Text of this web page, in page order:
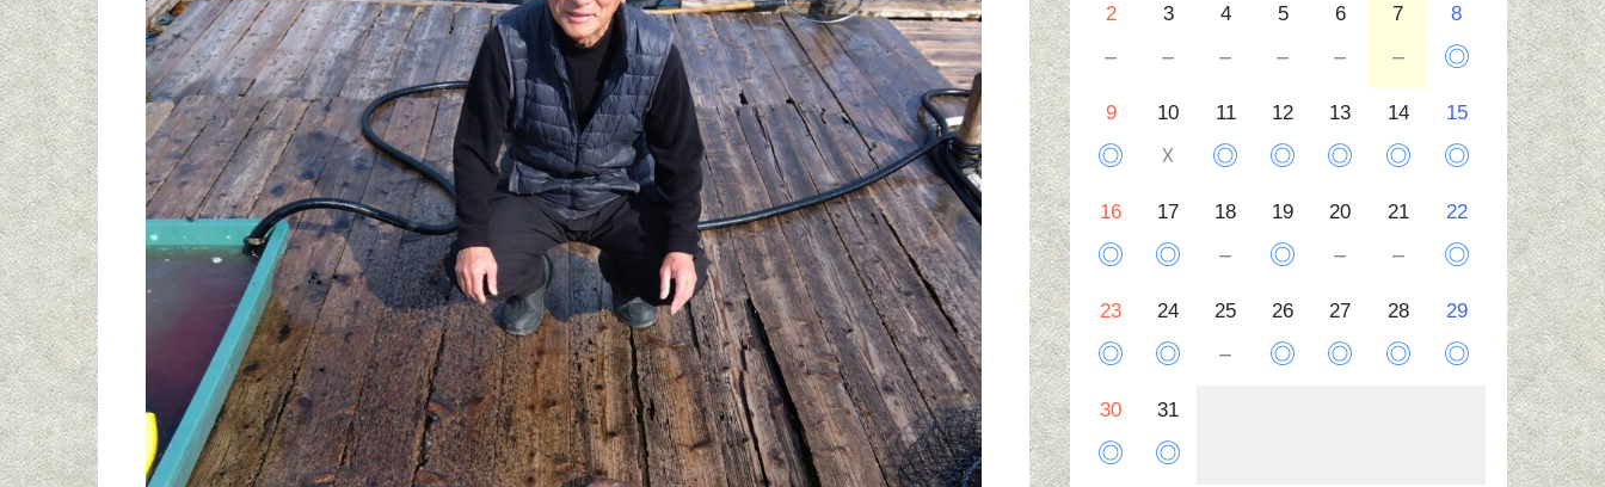
2
－
3
－
4
－
5
－
6
－
7
－
8
◎
9
◎
10
☓
11
◎
12
◎
13
◎
14
◎
15
◎
16
◎
17
◎
18
－
19
◎
20
－
21
－
22
◎
23
◎
24
◎
25
－
26
◎
27
◎
28
◎
29
◎
30
◎
31
◎